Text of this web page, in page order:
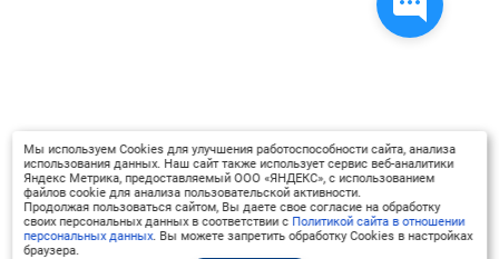
Мы используем Cookies для улучшения работоспособности сайта, анализа
использования данных. Наш сайт также использует сервис веб-аналитики
Яндекс Метрика, предоставляемый ООО «ЯНДЕКС», с использованием
файлов cookie для анализа пользовательской активности.
Продолжая пользоваться сайтом, Вы даете свое согласие на обработку
своих персональных данных в соответствии с Политикой сайта в отношении
персональных данных. Вы можете запретить обработку Cookies в настройках
браузера.